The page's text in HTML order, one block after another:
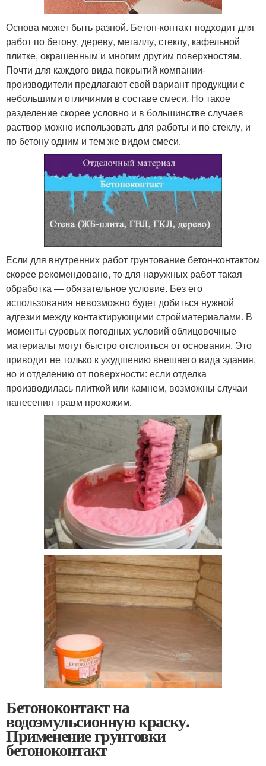
Основа может быть разной. Бетон-контакт подходит для
работ по бетону, дереву, металлу, стеклу, кафельной
плитке, окрашенным и многим другим поверхностям.
Почти для каждого вида покрытий компании-
производители предлагают свой вариант продукции с
небольшими отличиями в составе смеси. Но такое
разделение скорее условно и в большинстве случаев
раствор можно использовать для работы и по стеклу, и
по бетону одним и тем же видом смеси.
Если для внутренних работ грунтование бетон-контактом
скорее рекомендовано, то для наружных работ такая
обработка — обязательное условие. Без его
использования невозможно будет добиться нужной
адгезии между контактирующими стройматериалами. В
моменты суровых погодных условий облицовочные
материалы могут быстро отслоиться от основания. Это
приводит не только к ухудшению внешнего вида здания,
но и отделению от поверхности: если отделка
производилась плиткой или камнем, возможны случаи
нанесения травм прохожим.
Бетоноконтакт на
водоэмульсионную краску.
Применение грунтовки
бетоноконтакт